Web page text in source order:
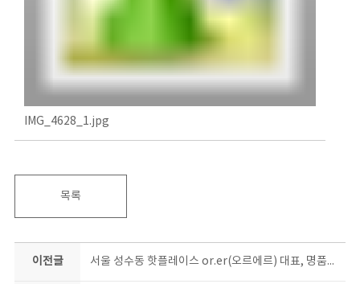
IMG_4628_1.jpg
목록
이전글 서울 성수동 핫플레이스 or.er(오르에르) 대표, 명품클래스 3회차 강연!